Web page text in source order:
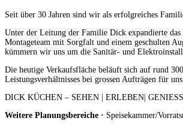
Seit über 30 Jahren sind wir als erfolgreiches
Unter der Leitung der Familie Dick expandierte
Montageteam mit Sorgfalt und einem geschulten
kümmern wir uns um die Sanitär- und
Die heutige Verkaufsfläche beläuft sich auf rund
Leistungsverhältnisses bei grossen Aufträgen für
DICK KÜCHEN – SEHEN | ERLEBEN|
Weitere Planungsbereiche · Speisekammer/